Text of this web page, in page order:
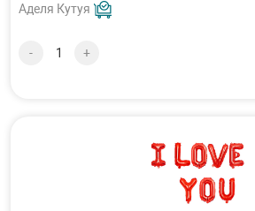
Аделя Кутуя
- +